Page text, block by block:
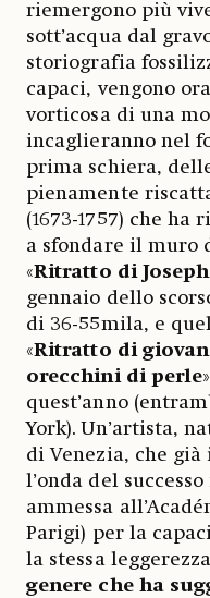
riemergono più
sott’acqua dal
storiografia
capaci, vengono
vorticosa di una
incaglieranno nel
prima schiera,
pienamente
(1673-1757) che
a sfondare il muro
«Ritratto di Joseph
gennaio dello
di 36-55mila, e
«Ritratto di
orecchini di perle
quest’anno
York). Un’artista,
di Venezia, che
l’onda del
ammessa
Parigi) per la
la stessa
genere che ha